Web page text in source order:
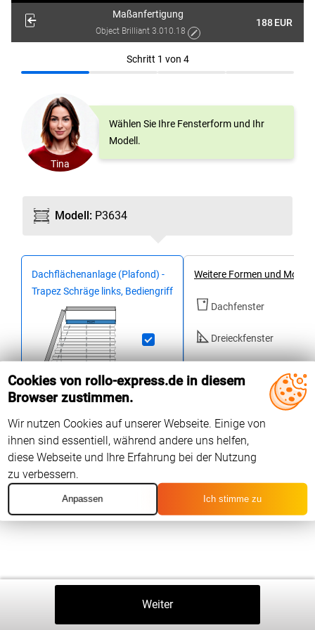
Maßanfertigung
Object Brilliant 3.010.18
188EUR
Schritt 1 von 4
Tina
Wählen Sie Ihre Fensterform und Ihr
Modell.
Modell: P3634
Dachflächenanlage (Plafond) -
Trapez Schräge links, Bediengriff
Weitere Formen und
Dachfenster
Dreieckfenster
Trapez / Sonstige
Fenster
Weiter
Cookies von rollo-express.de in diesem
Browser zustimmen.
Wir nutzen Cookies auf unserer Webseite. Einige von
ihnen sind essentiell, während andere uns helfen,
diese Webseite und Ihre Erfahrung bei der Nutzung
zu verbessern.
Anpassen Ich stimme zu